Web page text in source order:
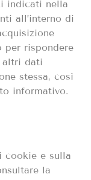
indicati nella
all’interno di
per rispondere
altri dati
stessa, così
informativo.
cookie e sulla
la